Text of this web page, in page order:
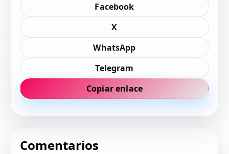
Facebook
X
WhatsApp
Telegram
Copiar enlace
Comentarios